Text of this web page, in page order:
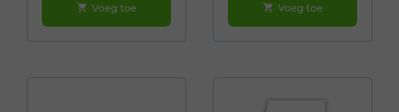
shopping_cart Voeg toe shopping_cart Voeg toe